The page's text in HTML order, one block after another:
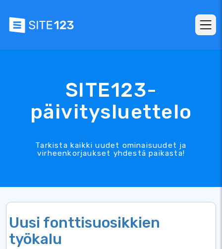
SITE123-
päivitysluettelo
Tarkista kaikki uudet ominaisuudet ja
virheenkorjaukset yhdestä paikasta!
Uusi fonttisuosikkien
työkalu